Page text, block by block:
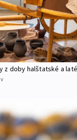
z doby halštatské a